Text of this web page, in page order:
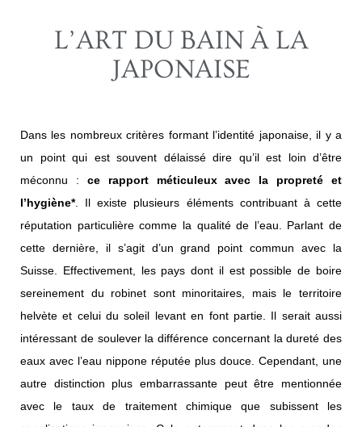
L’ART DU BAIN À LA
JAPONAISE
Dans les nombreux critères formant l’identité japonaise, il y a
un point qui est souvent délaissé dire qu’il est loin d’être
méconnu : ce rapport méticuleux avec la propreté et
l’hygiène*. Il existe plusieurs éléments contribuant à cette
réputation particulière comme la qualité de l’eau. Parlant de
cette dernière, il s’agit d’un grand point commun avec la
Suisse. Effectivement, les pays dont il est possible de boire
sereinement du robinet sont minoritaires, mais le territoire
helvète et celui du soleil levant en font partie. Il serait aussi
intéressant de soulever la différence concernant la dureté des
eaux avec l’eau nippone réputée plus douce. Cependant, une
autre distinction plus embarrassante peut être mentionnée
avec le taux de traitement chimique que subissent les